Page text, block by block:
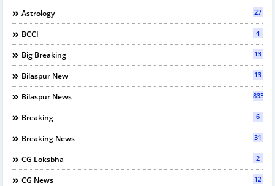
Astrology 27
BCCI 4
Big Breaking 13
Bilaspur New 13
Bilaspur News 833
Breaking 6
Breaking News 31
CG Loksbha 2
CG News 12